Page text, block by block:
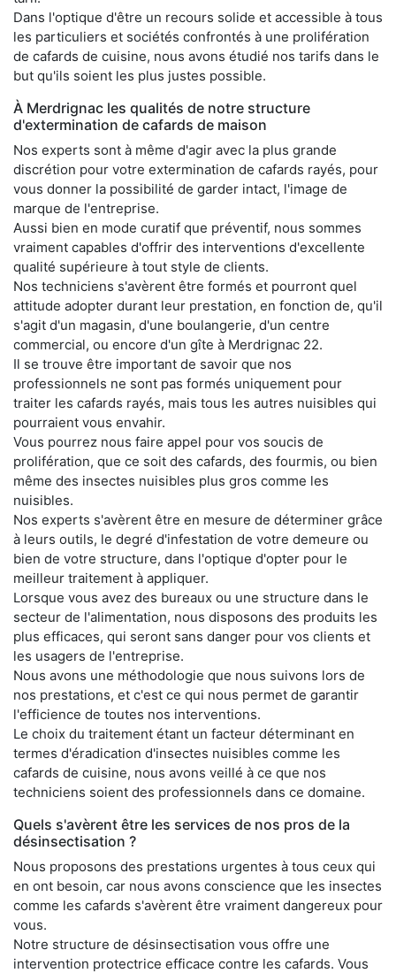
Dans l'optique d'être un recours solide et accessible à tous
les particuliers et sociétés confrontés à une prolifération
de cafards de cuisine, nous avons étudié nos tarifs dans le
but qu'ils soient les plus justes possible.
À Merdrignac les qualités de notre structure
d'extermination de cafards de maison
Nos experts sont à même d'agir avec la plus grande
discrétion pour votre extermination de cafards rayés, pour
vous donner la possibilité de garder intact, l'image de
marque de l'entreprise.
Aussi bien en mode curatif que préventif, nous sommes
vraiment capables d'offrir des interventions d'excellente
qualité supérieure à tout style de clients.
Nos techniciens s'avèrent être formés et pourront quel
attitude adopter durant leur prestation, en fonction de, qu'il
s'agit d'un magasin, d'une boulangerie, d'un centre
commercial, ou encore d'un gîte à Merdrignac 22.
Il se trouve être important de savoir que nos
professionnels ne sont pas formés uniquement pour
traiter les cafards rayés, mais tous les autres nuisibles qui
pourraient vous envahir.
Vous pourrez nous faire appel pour vos soucis de
prolifération, que ce soit des cafards, des fourmis, ou bien
même des insectes nuisibles plus gros comme les
nuisibles.
Nos experts s'avèrent être en mesure de déterminer grâce
à leurs outils, le degré d'infestation de votre demeure ou
bien de votre structure, dans l'optique d'opter pour le
meilleur traitement à appliquer.
Lorsque vous avez des bureaux ou une structure dans le
secteur de l'alimentation, nous disposons des produits les
plus efficaces, qui seront sans danger pour vos clients et
les usagers de l'entreprise.
Nous avons une méthodologie que nous suivons lors de
nos prestations, et c'est ce qui nous permet de garantir
l'efficience de toutes nos interventions.
Le choix du traitement étant un facteur déterminant en
termes d'éradication d'insectes nuisibles comme les
cafards de cuisine, nous avons veillé à ce que nos
techniciens soient des professionnels dans ce domaine.
Quels s'avèrent être les services de nos pros de la
désinsectisation ?
Nous proposons des prestations urgentes à tous ceux qui
en ont besoin, car nous avons conscience que les insectes
comme les cafards s'avèrent être vraiment dangereux pour
vous.
Notre structure de désinsectisation vous offre une
intervention protectrice efficace contre les cafards. Vous